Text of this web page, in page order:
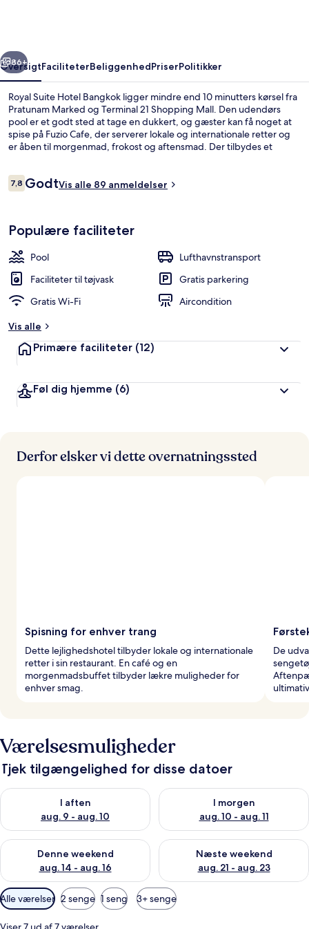
Næste
86+
OversigtFaciliteterBeliggenhedPriserPolitikker
Royal Suite Hotel Bangkok ligger mindre end 10 minutters kørsel fra
Pratunam Marked og Terminal 21 Shopping Mall. Den udendørs
pool er et godt sted at tage en dukkert, og gæster kan få noget at
spise på Fuzio Cafe, der serverer lokale og internationale retter og
er åben til morgenmad, frokost og aftensmad. Der tilbydes et
spredningseffekt. Offentlig transport er tæt på: Ramkhamhaeng
Anmeldelser
7,87,8 ud af 10.
GodtVis alle 89 anmeldelser
Populære faciliteter
Pool
Lufthavnstransport
Faciliteter til tøjvask
Gratis parkering
Gratis Wi-Fi
Aircondition
Vis alle
Primære faciliteter (12)
Føl dig hjemme (6)
Derfor elsker vi dette overnatningssted
Spisning for enhver trang
Dette lejlighedshotel tilbyder lokale og internationale
retter i sin restaurant. En café og en
morgenmadsbuffet tilbyder lækre muligheder for
enhver smag.
De
Værelsesmuligheder
Tjek tilgængelighed for disse datoer
I aften
aug. 9 - aug. 10
Tjek tilgængelighed for i aften aug. 9 - aug. 10
I morgen
aug. 10 - aug. 11
Tjek tilgængelighed for i
Denne weekend
aug. 14 - aug. 16
Tjek tilgængelighed for denne weekend aug. 14 - aug. 16
Næste weekend
aug. 21 - aug. 23
Tjek tilgængelighed for næste
Tilgængelige
filtre
for
Alle værelser 2 senge 1 seng 3+ senge